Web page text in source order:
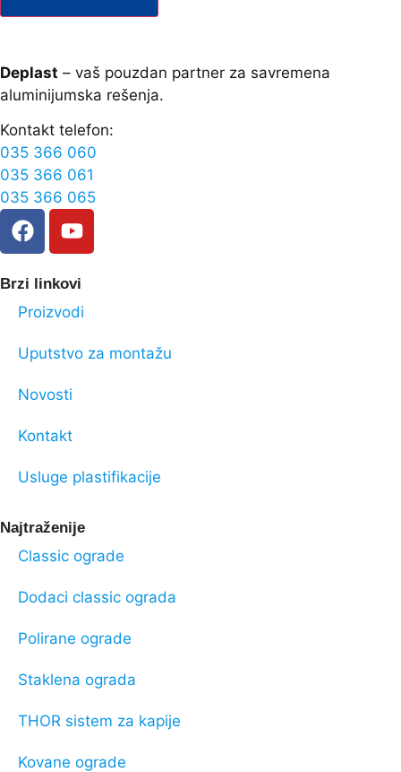
Deplast – vaš pouzdan partner za savremena
aluminijumska rešenja.
Kontakt telefon:
035 366 060
035 366 061
035 366 065
Brzi linkovi
Proizvodi
Uputstvo za montažu
Novosti
Kontakt
Usluge plastifikacije
Najtraženije
Classic ograde
Dodaci classic ograda
Polirane ograde
Staklena ograda
THOR sistem za kapije
Kovane ograde